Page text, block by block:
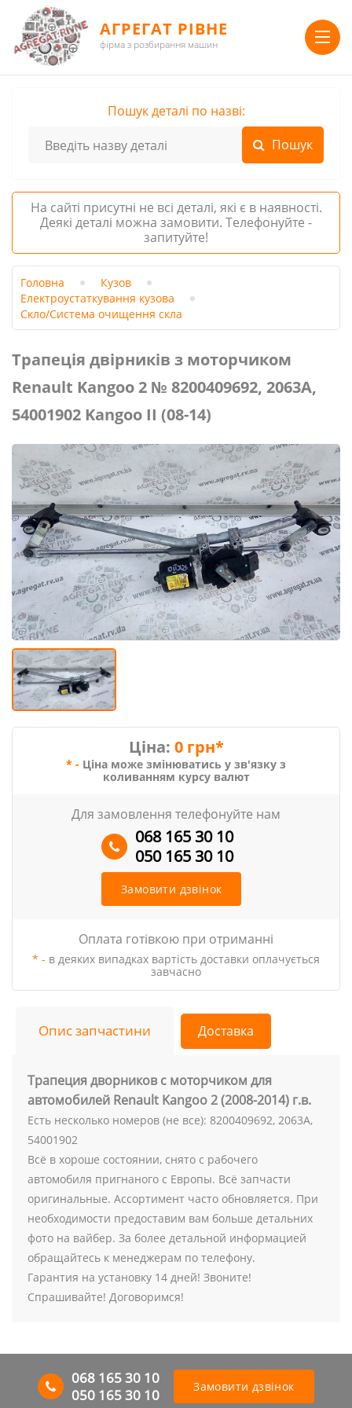
АГРЕГАТ РІВНЕ
фірма з розбирання машин
Пошук деталі по назві:
На сайті присутні не всі деталі, які є в наявності.
Деякі деталі можна замовити. Телефонуйте -
запитуйте!
Головна
Кузов
Електроустаткування кузова
Скло/Система очищення скла
Трапеція двірників з моторчиком
Renault Kangoo 2 № 8200409692, 2063A,
54001902 Kangoo II (08-14)
Ціна: 0 грн*
* - Ціна може змінюватись у зв'язку з
коливанням курсу валют
Для замовлення телефонуйте нам
068 165 30 10
050 165 30 10
Замовити дзвінок
Оплата готівкою при отриманні
* - в деяких випадках вартість доставки оплачується
завчасно
Опис запчастини Доставка
Трапеция дворников с моторчиком для
автомобилей Renault Kangoo 2 (2008-2014) г.в.
Есть несколько номеров (не все): 8200409692, 2063A,
54001902
Всё в хороше состоянии, снято с рабочего
автомобиля пригнаного с Европы. Всё запчасти
оригинальные. Ассортимент часто обновляется. При
необходимости предоставим вам больше детальних
фото на вайбер. За более детальной информацией
обращайтесь к менеджерам по телефону.
Гарантия на установку 14 дней! Звоните!
Спрашивайте! Договоримся!
068 165 30 10
050 165 30 10
Замовити дзвінок